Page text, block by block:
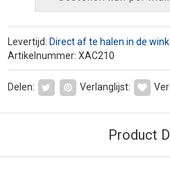
Levertijd: Direct af te halen in de
Artikelnummer: XAC210
Delen: Verlanglijst:
Product